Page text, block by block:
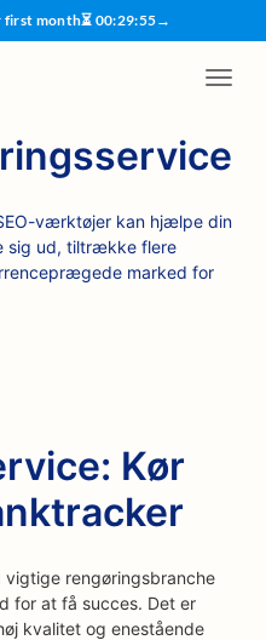
first month⏳ 00:29:54→
værktøjer kan hjælpe din
sig ud, tiltrække flere
marked for
Kør
rengøringsbranche
for at få succes. Det er
kvalitet og enestående